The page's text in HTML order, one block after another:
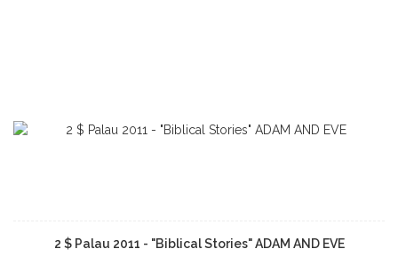
2 $ Palau 2011 - "Biblical Stories" ADAM AND EVE